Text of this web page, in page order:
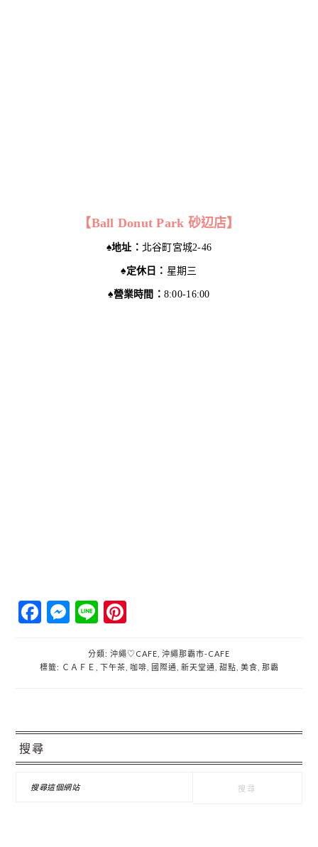
【Ball Donut Park 砂辺店】
♠︎地址： 北谷町宮城2-46
♠︎定休日： 星期三
♠︎營業時間： 8:00-16:00
Facebook
Messenger
Line
分類: 沖繩♡CAFE 沖繩那霸市‐CAFE
標籤: ＣＡＦＥ 下午茶 咖啡 國際通 新天堂通 甜點 美食 那霸
主
要
搜尋